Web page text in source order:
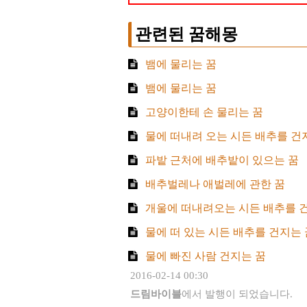
관련된 꿈해몽
뱀에 물리는 꿈
뱀에 물리는 꿈
고양이한테 손 물리는 꿈
물에 떠내려 오는 시든 배추를 건
파밭 근처에 배추밭이 있으는 꿈
배추벌레나 애벌레에 관한 꿈
개울에 떠내려오는 시든 배추를
물에 떠 있는 시든 배추를 건지는
물에 빠진 사람 건지는 꿈
2016-02-14 00:30
드림바이블에서 발행이 되었습니다.